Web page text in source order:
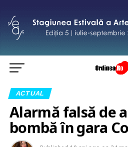
ACTUAL
Alarmă falsă de
bombă în gara